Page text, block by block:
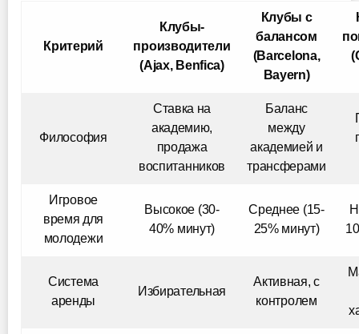
Критерий
Клубы-
производители
(Ajax, Benfica)
Клубы с
балансом
(Barcelona,
Bayern)
Философия
Ставка на
академию,
продажа
воспитанников
Баланс
между
академией и
трансферами
Игровое
время для
молодежи
Высокое (30-
40% минут)
Среднее (15-
25% минут)
Система
аренды
Избирательная
Активная, с
контролем